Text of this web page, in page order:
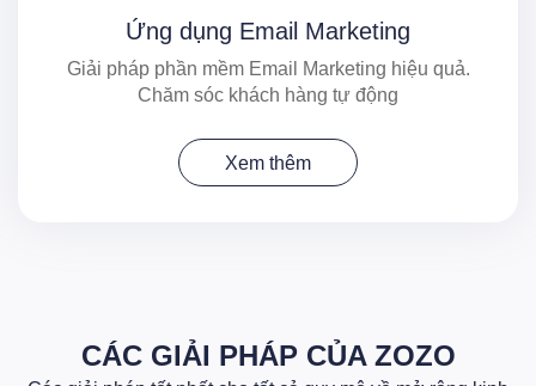
Ứng dụng Email Marketing
Giải pháp phần mềm Email Marketing hiệu quả.
Chăm sóc khách hàng tự động
Xem thêm
CÁC GIẢI PHÁP CỦA ZOZO